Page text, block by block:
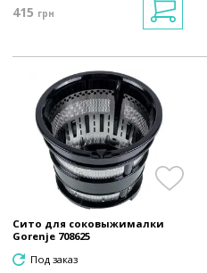
415 грн
Сито для соковыжималки
Gorenje 708625
Под заказ